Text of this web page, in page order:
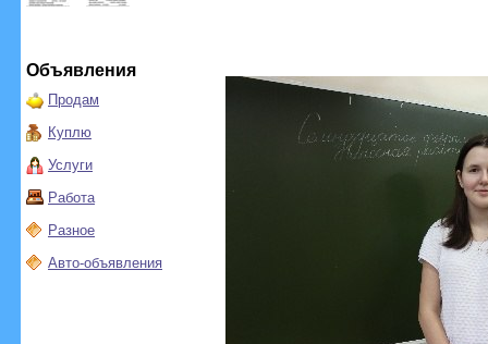
Объявления
Продам
Куплю
Услуги
Работа
Разное
Авто-объявления